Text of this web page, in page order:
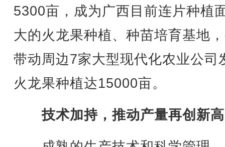
5300亩，成为广西目前连片种植
大的火龙果种植、种苗培育基地
带动周边7家大型现代化农业公司
火龙果种植达15000亩。
技术加持，推动产量再创新高